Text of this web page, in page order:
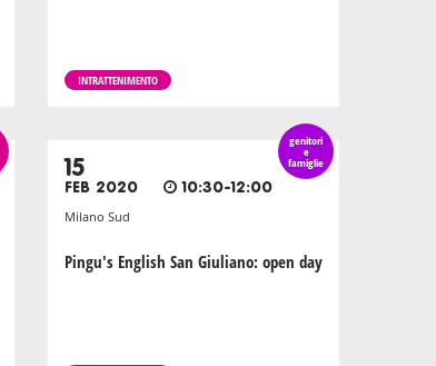
INTRATTENIMENTO
genitori
e
famiglie
15
FEB 2020 10:30-12:00
Milano Sud
Pingu's English San Giuliano: open day